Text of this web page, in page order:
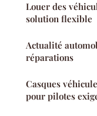
Louer des
solution flexible
Actualité
réparations
Casques
pour pilotes